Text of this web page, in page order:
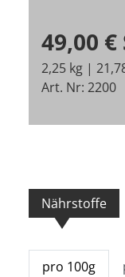
49,00 €
2,25 kg |
Art. Nr: 2200
Nährstoffe
pro 100g